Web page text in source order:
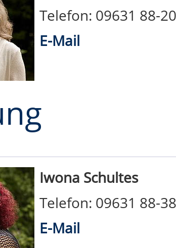
Telefon: 09631 88-
E-Mail
Iwona Schultes
Telefon: 09631 88-
E-Mail